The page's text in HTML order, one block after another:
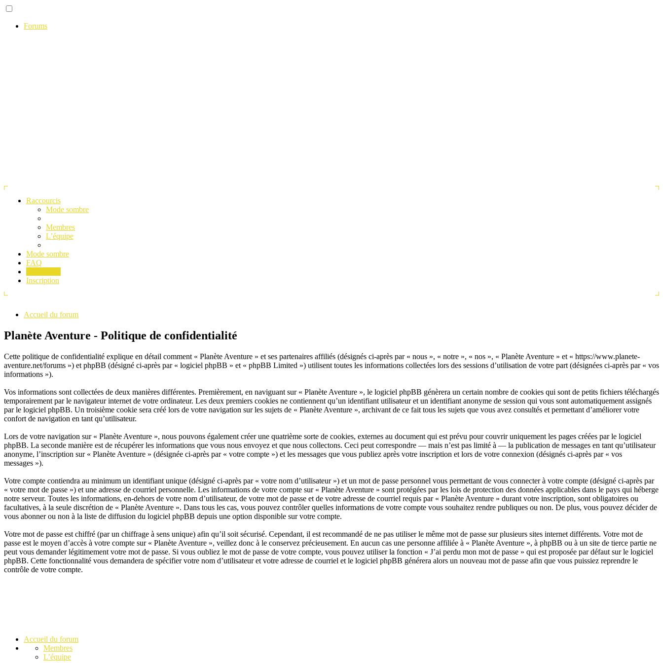
Forums
Raccourcis
Mode sombre
Membres
L’équipe
Mode sombre
FAQ
Inscription
Accueil du forum
Planète Aventure - Politique de confidentialité
Cette politique de confidentialité explique en détail comment « Planète Aventure » et ses partenaires affiliés (désignés ci-après par « nous », « notre », « nos », « Planète Aventure » et « https://www.planete-
aventure.net/forums ») et phpBB (désigné ci-après par « logiciel phpBB » et « phpBB Limited ») utilisent toutes les informations collectées lors des sessions d’utilisation de votre part (désignées ci-après par « vos
informations »).
Vos informations sont collectées de deux manières différentes. Premièrement, en naviguant sur « Planète Aventure », le logiciel phpBB génèrera un certain nombre de cookies qui sont de petits fichiers téléchargés
temporairement par le navigateur internet de votre ordinateur. Les deux premiers cookies ne contiennent qu’un identifiant utilisateur et un identifiant anonyme de session qui vous sont automatiquement assignés
par le logiciel phpBB. Un troisième cookie sera créé lors de votre navigation sur les sujets de « Planète Aventure », archivant de ce fait tous les sujets que vous avez consultés et permettant d’améliorer votre
confort de navigation en tant qu’utilisateur.
Lors de votre navigation sur « Planète Aventure », nous pouvons également créer une quatrième sorte de cookies, externes au document qui est prévu pour couvrir uniquement les pages créées par le logiciel
phpBB. La seconde manière est de récupérer les informations que vous nous envoyez et que nous collectons. Ceci peut correspondre — mais n’est pas limité à — la publication de messages en tant qu’utilisateur
anonyme, l’inscription sur « Planète Aventure » (désignée ci-après par « votre compte ») et les messages que vous publiez après votre inscription et lors de votre connexion (désignés ci-après par « vos
messages »).
Votre compte contiendra au minimum un identifiant unique (désigné ci-après par « votre nom d’utilisateur ») et un mot de passe personnel vous permettant de vous connecter à votre compte (désigné ci-après par
« votre mot de passe ») et une adresse de courriel personnelle. Les informations de votre compte sur « Planète Aventure » sont protégées par les lois de protection des données applicables dans le pays qui héberge
notre serveur. Toutes les informations, en-dehors de votre nom d’utilisateur, de votre mot de passe et de votre adresse de courriel requis par « Planète Aventure » durant votre inscription, sont obligatoires ou
facultatives, à la seule discrétion de « Planète Aventure ». Dans tous les cas, vous pouvez contrôler quelles informations de votre compte vous souhaitez rendre publiques ou non. De plus, vous pouvez décider de
vous abonner ou non à la liste de diffusion du logiciel phpBB depuis une option disponible sur votre compte.
Votre mot de passe est chiffré (par un chiffrage à sens unique) afin qu’il soit sécurisé. Cependant, il est recommandé de ne pas utiliser le même mot de passe sur plusieurs sites internet différents. Votre mot de
passe est le moyen d’accès à votre compte sur « Planète Aventure », veillez donc à le conservez précieusement. En aucun cas une personne affiliée à « Planète Aventure », à phpBB ou à un site de tierce partie ne
peut vous demander légitimement votre mot de passe. Si vous oubliez le mot de passe de votre compte, vous pouvez utiliser la fonction « J’ai perdu mon mot de passe » qui est proposée par défaut sur le logiciel
phpBB. Cette fonctionnalité vous demandera de spécifier votre nom d’utilisateur et votre adresse de courriel et le logiciel phpBB générera alors un nouveau mot de passe afin que vous puissiez reprendre le
contrôle de votre compte.
Accueil du forum
Membres
L’équipe